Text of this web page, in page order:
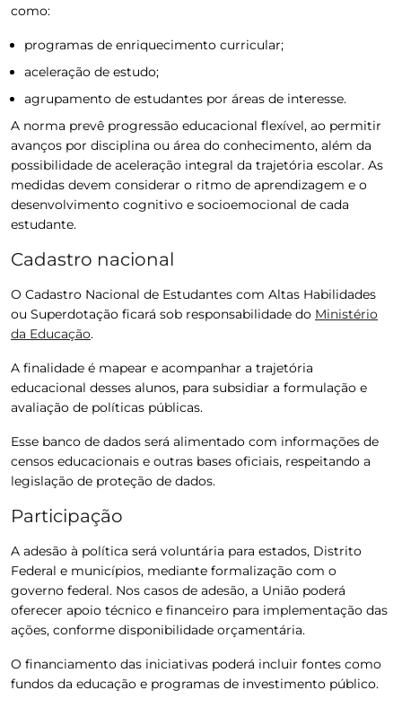
como:
programas de enriquecimento curricular;
aceleração de estudo;
agrupamento de estudantes por áreas de interesse.
A norma prevê progressão educacional flexível, ao permitir
avanços por disciplina ou área do conhecimento, além da
possibilidade de aceleração integral da trajetória escolar. As
medidas devem considerar o ritmo de aprendizagem e o
desenvolvimento cognitivo e socioemocional de cada
estudante.
Cadastro nacional
O Cadastro Nacional de Estudantes com Altas Habilidades
ou Superdotação ficará sob responsabilidade do Ministério
da Educação.
A finalidade é mapear e acompanhar a trajetória
educacional desses alunos, para subsidiar a formulação e
avaliação de políticas públicas.
Esse banco de dados será alimentado com informações de
censos educacionais e outras bases oficiais, respeitando a
legislação de proteção de dados.
Participação
A adesão à política será voluntária para estados, Distrito
Federal e municípios, mediante formalização com o
governo federal. Nos casos de adesão, a União poderá
oferecer apoio técnico e financeiro para implementação das
ações, conforme disponibilidade orçamentária.
O financiamento das iniciativas poderá incluir fontes como
fundos da educação e programas de investimento público.